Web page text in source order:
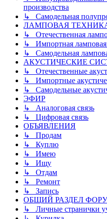
производства
↳ Самодельная
ЛАМПОВАЯ
↳ Отечественная
↳ Импортная ламповая
↳ Самодельная
АКУСТИЧЕСКИЕ
↳ Отечественные
↳ Импортные
↳ Самодельные
ЭФИР
↳ Аналоговая связь
↳ Цифровая связь
ОБЪЯВЛЕНИЯ
↳ Продам
↳ Куплю
↳ Имею
↳ Ищу
↳ Отдам
↳ Ремонт
↳ Запись
ОБЩИЙ РАЗДЕЛ
↳ Личные странички